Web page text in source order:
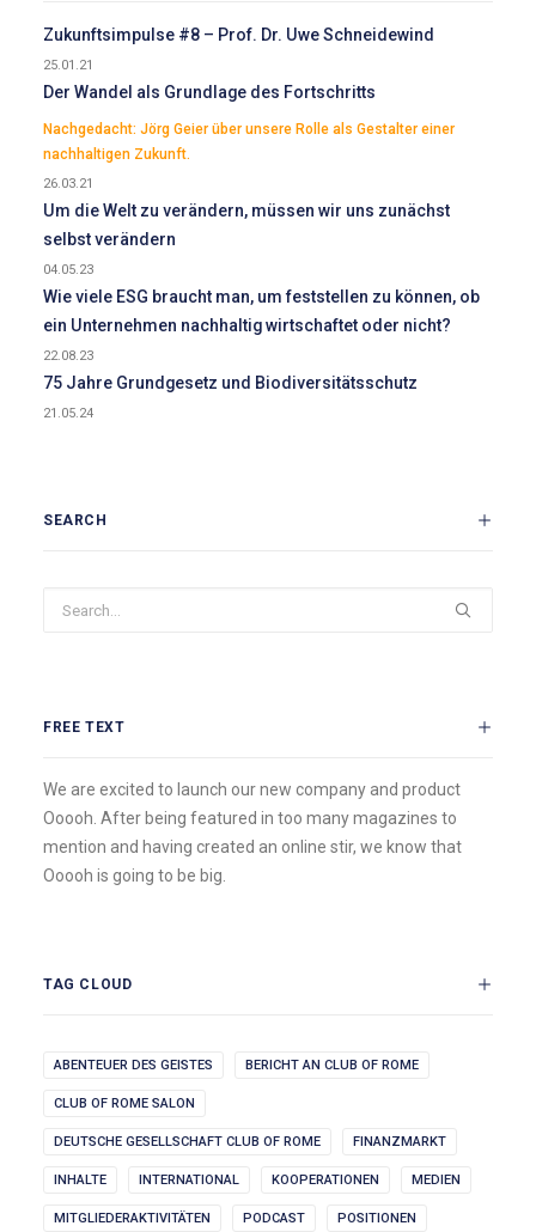
Zukunftsimpulse #8 – Prof. Dr. Uwe Schneidewind
25.01.21
Der Wandel als Grundlage des Fortschritts
Nachgedacht: Jörg Geier über unsere Rolle als Gestalter einer
nachhaltigen Zukunft.
26.03.21
Um die Welt zu verändern, müssen wir uns zunächst
selbst verändern
04.05.23
Wie viele ESG braucht man, um feststellen zu können, ob
ein Unternehmen nachhaltig wirtschaftet oder nicht?
22.08.23
75 Jahre Grundgesetz und Biodiversitätsschutz
21.05.24
SEARCH
FREE TEXT
We are excited to launch our new company and product
Ooooh. After being featured in too many magazines to
mention and having created an online stir, we know that
Ooooh is going to be big.
TAG CLOUD
ABENTEUER DES GEISTES BERICHT AN CLUB OF ROME
CLUB OF ROME SALON
DEUTSCHE GESELLSCHAFT CLUB OF ROME FINANZMARKT
INHALTE INTERNATIONAL KOOPERATIONEN MEDIEN
MITGLIEDERAKTIVITÄTEN PODCAST POSITIONEN